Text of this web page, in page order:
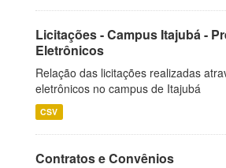
Licitações - Campus Itajubá -
Eletrônicos
Relação das licitações realizadas
eletrônicos no campus de Itajubá
CSV
Contratos e Convênios